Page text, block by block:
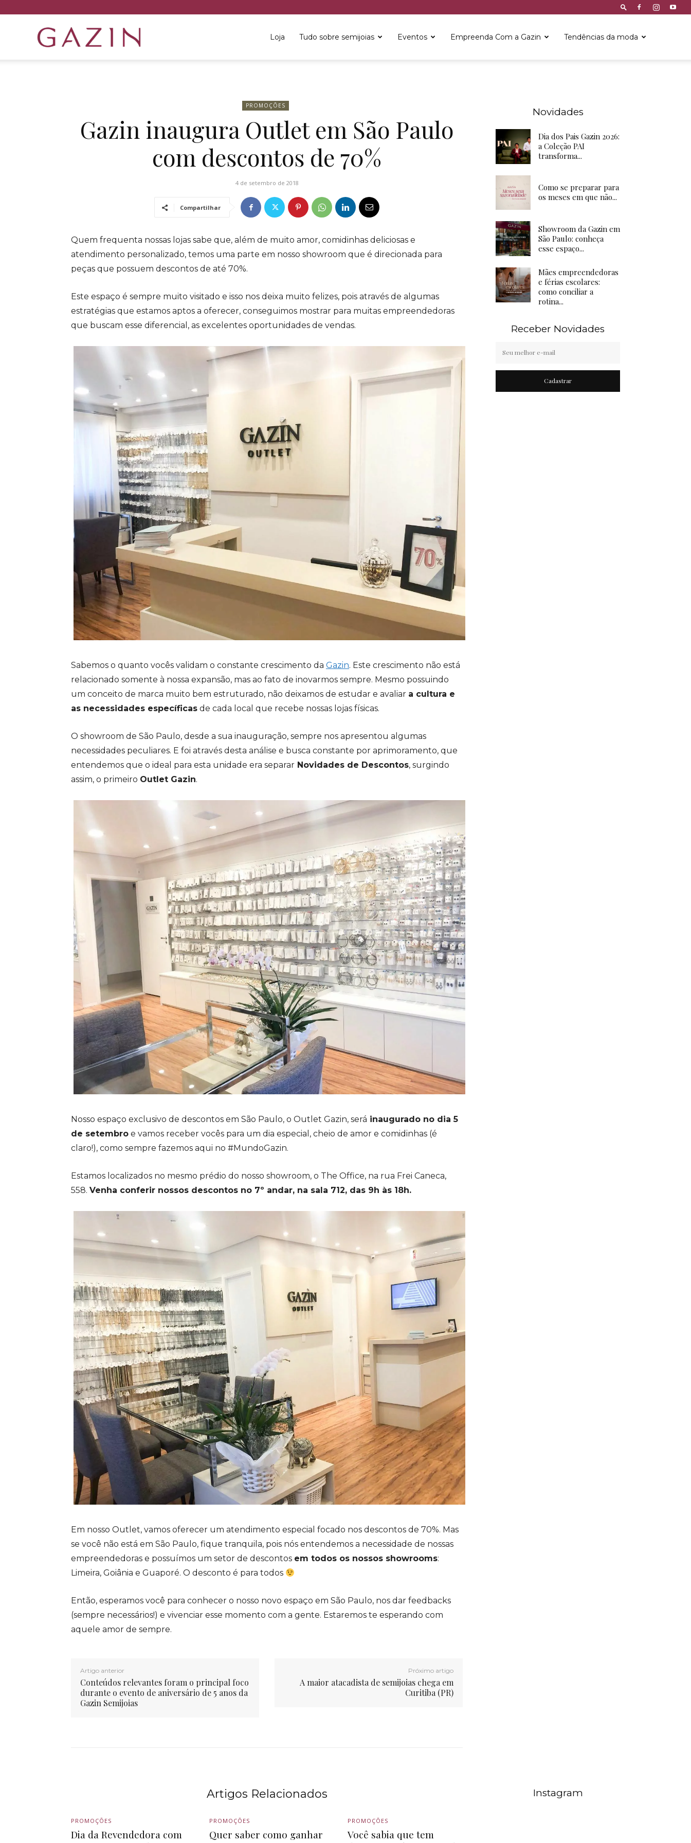
Loja Tudo sobre semijoias Eventos Empreenda Com a Gazin Tendências da moda
PROMOÇÕES
Gazin inaugura Outlet em São Paulo
com descontos de 70%
4 de setembro de 2018
Compartilhar
Quem frequenta nossas lojas sabe que, além de muito amor, comidinhas deliciosas e
atendimento personalizado, temos uma parte em nosso showroom que é direcionada para
peças que possuem descontos de até 70%.
Este espaço é sempre muito visitado e isso nos deixa muito felizes, pois através de algumas
estratégias que estamos aptos a oferecer, conseguimos mostrar para muitas empreendedoras
que buscam esse diferencial, as excelentes oportunidades de vendas.
Sabemos o quanto vocês validam o constante crescimento da Gazin. Este crescimento não está
relacionado somente à nossa expansão, mas ao fato de inovarmos sempre. Mesmo possuindo
um conceito de marca muito bem estruturado, não deixamos de estudar e avaliar a cultura e
as necessidades específicas de cada local que recebe nossas lojas físicas.
O showroom de São Paulo, desde a sua inauguração, sempre nos apresentou algumas
necessidades peculiares. E foi através desta análise e busca constante por aprimoramento, que
entendemos que o ideal para esta unidade era separar Novidades de Descontos, surgindo
assim, o primeiro Outlet Gazin.
Nosso espaço exclusivo de descontos em São Paulo, o Outlet Gazin, será inaugurado no dia 5
de setembro e vamos receber vocês para um dia especial, cheio de amor e comidinhas (é
claro!), como sempre fazemos aqui no #MundoGazin.
Estamos localizados no mesmo prédio do nosso showroom, o The Office, na rua Frei Caneca,
558. Venha conferir nossos descontos no 7º andar, na sala 712, das 9h às 18h.
Em nosso Outlet, vamos oferecer um atendimento especial focado nos descontos de 70%. Mas
se você não está em São Paulo, fique tranquila, pois nós entendemos a necessidade de nossas
empreendedoras e possuímos um setor de descontos em todos os nossos showrooms:
Limeira, Goiânia e Guaporé. O desconto é para todos
Então, esperamos você para conhecer o nosso novo espaço em São Paulo, nos dar feedbacks
(sempre necessários!) e vivenciar esse momento com a gente. Estaremos te esperando com
aquele amor de sempre.
Artigo anterior
Conteúdos relevantes foram o principal foco
durante o evento de aniversário de 5 anos da
Gazin Semijoias
Próximo artigo
A maior atacadista de semijoias chega em
Curitiba (PR)
Novidades
Dia dos Pais Gazin 2026:
a Coleção PAI
transforma...
Como se preparar para
os meses em que não...
Showroom da Gazin em
São Paulo: conheça
esse espaço...
Mães empreendedoras
e férias escolares:
como conciliar a
rotina...
Receber Novidades
Cadastrar
Artigos Relacionados
PROMOÇÕES
Dia da Revendedora com
PROMOÇÕES
Quer saber como ganhar
PROMOÇÕES
Você sabia que tem
Instagram